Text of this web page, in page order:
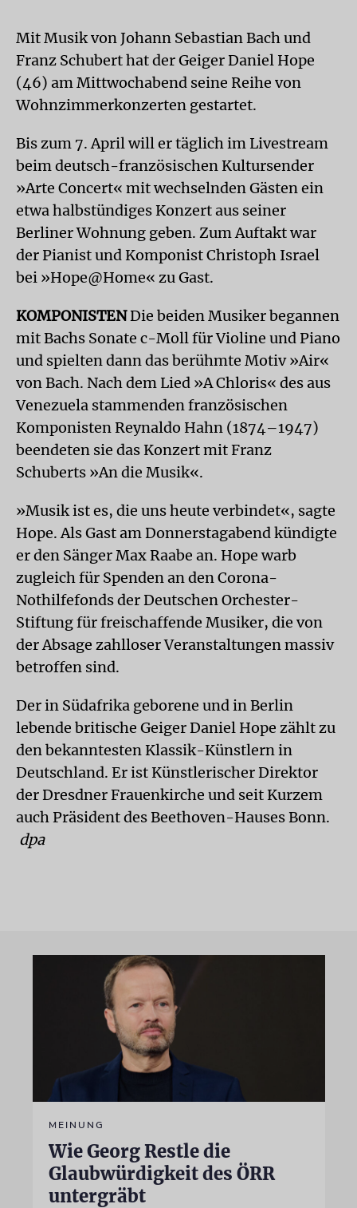
Mit Musik von Johann Sebastian Bach und
Franz Schubert hat der Geiger Daniel Hope
(46) am Mittwochabend seine Reihe von
Wohnzimmerkonzerten gestartet.
Bis zum 7. April will er täglich im Livestream
beim deutsch-französischen Kultursender
»Arte Concert« mit wechselnden Gästen ein
etwa halbstündiges Konzert aus seiner
Berliner Wohnung geben. Zum Auftakt war
der Pianist und Komponist Christoph Israel
bei »Hope@Home« zu Gast.
KOMPONISTENDie beiden Musiker begannen
mit Bachs Sonate c-Moll für Violine und Piano
und spielten dann das berühmte Motiv »Air«
von Bach. Nach dem Lied »A Chloris« des aus
Venezuela stammenden französischen
Komponisten Reynaldo Hahn (1874–1947)
beendeten sie das Konzert mit Franz
Schuberts »An die Musik«.
»Musik ist es, die uns heute verbindet«, sagte
Hope. Als Gast am Donnerstagabend kündigte
er den Sänger Max Raabe an. Hope warb
zugleich für Spenden an den Corona-
Nothilfefonds der Deutschen Orchester-
Stiftung für freischaffende Musiker, die von
der Absage zahlloser Veranstaltungen massiv
betroffen sind.
Der in Südafrika geborene und in Berlin
lebende britische Geiger Daniel Hope zählt zu
den bekanntesten Klassik-Künstlern in
Deutschland. Er ist Künstlerischer Direktor
der Dresdner Frauenkirche und seit Kurzem
auch Präsident des Beethoven-Hauses Bonn.
dpa
MEINUNG
Wie Georg Restle die
Glaubwürdigkeit des ÖRR
untergräbt